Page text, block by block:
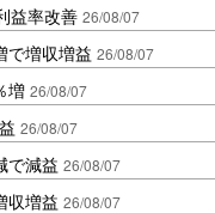
益率改善 26/08/07
で増収増益 26/08/07
増 26/08/07
26/08/07
で減益 26/08/07
収増益 26/08/07